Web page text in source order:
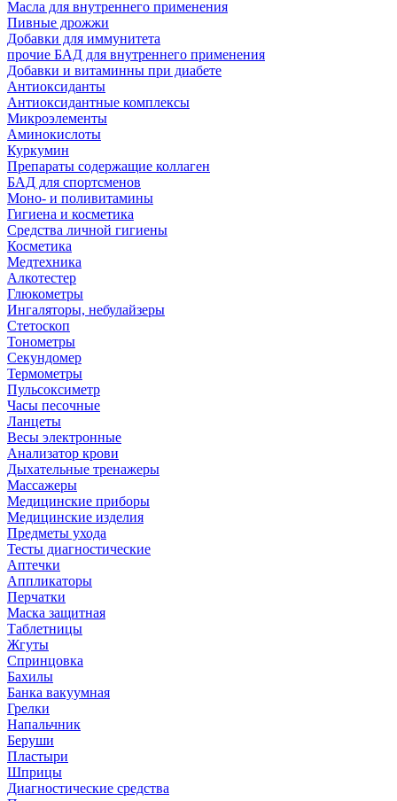
Масла для внутреннего применения
Пивные дрожжи
Добавки для иммунитета
прочие БАД для внутреннего применения
Добавки и витаминны при диабете
Антиоксиданты
Антиоксидантные комплексы
Микроэлементы
Аминокислоты
Куркумин
Препараты содержащие коллаген
БАД для спортсменов
Моно- и поливитамины
Гигиена и косметика
Средства личной гигиены
Косметика
Медтехника
Алкотестер
Глюкометры
Ингаляторы, небулайзеры
Стетоскоп
Тонометры
Секундомер
Термометры
Пульсоксиметр
Часы песочные
Ланцеты
Весы электронные
Анализатор крови
Дыхательные тренажеры
Массажеры
Медицинские приборы
Медицинские изделия
Предметы ухода
Тесты диагностические
Аптечки
Аппликаторы
Перчатки
Маска защитная
Таблетницы
Жгуты
Спринцовка
Бахилы
Банка вакуумная
Грелки
Напальчник
Беруши
Пластыри
Шприцы
Диагностические средства